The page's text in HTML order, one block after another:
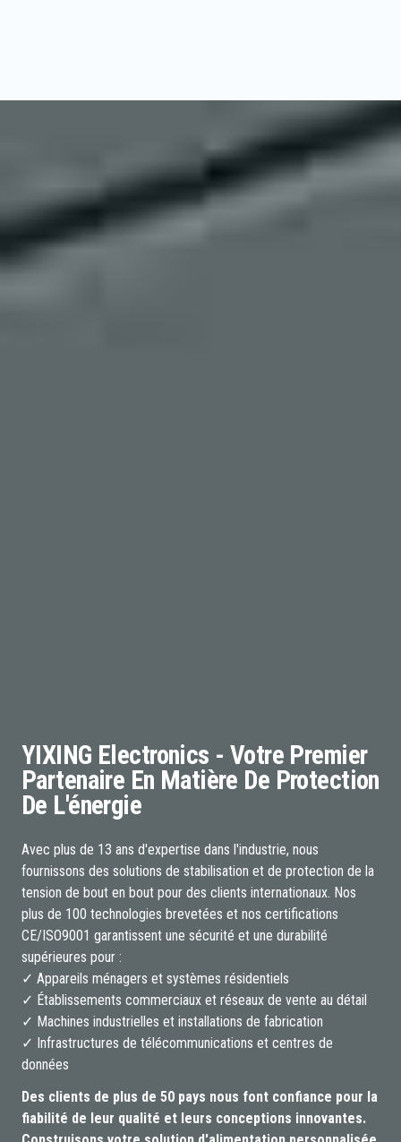
YIXING Electronics - Votre Premier
Partenaire En Matière De Protection
De L'énergie
Avec plus de 13 ans d'expertise dans l'industrie, nous
fournissons des solutions de stabilisation et de protection de la
tension de bout en bout pour des clients internationaux. Nos
plus de 100 technologies brevetées et nos certifications
CE/ISO9001 garantissent une sécurité et une durabilité
supérieures pour :
✓ Appareils ménagers et systèmes résidentiels
✓ Établissements commerciaux et réseaux de vente au détail
✓ Machines industrielles et installations de fabrication
✓ Infrastructures de télécommunications et centres de
données
Des clients de plus de 50 pays nous font confiance pour la
fiabilité de leur qualité et leurs conceptions innovantes.